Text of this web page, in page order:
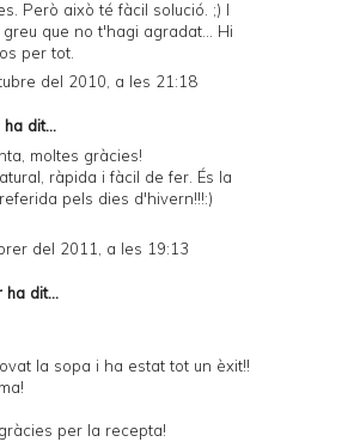
Però això té fàcil solució. ;) I
greu que no t'hagi agradat... Hi
per tot.
del 2010, a les 21:18
dit...
moltes gràcies!
ràpida i fàcil de fer. És la
pels dies d'hivern!!!:)
del 2011, a les 19:13
ha dit...
la sopa i ha estat tot un èxit!!
per la recepta!